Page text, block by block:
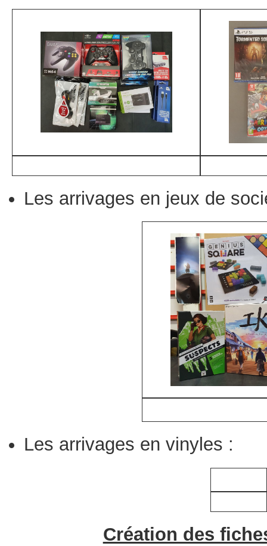
Les arrivages en jeux de
Les arrivages en vinyles :
Création des